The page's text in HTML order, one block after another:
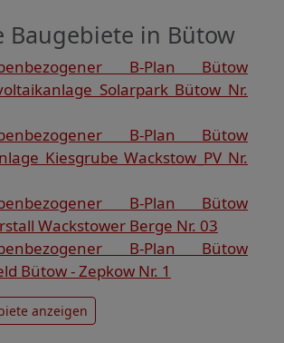
Baugebiete in Bütow
B-Plan Bütow
Solarpark Bütow Nr.
B-Plan Bütow
Kiesgrube Wackstow_PV Nr.
B-Plan Bütow
Wackstower Berge Nr. 03
B-Plan Bütow
Bütow - Zepkow Nr. 1
anzeigen